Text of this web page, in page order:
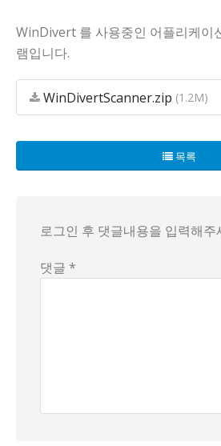
다
WinDivert 를 사용중인 어플리케이
램입니다.
WinDivertScanner.zip (1.2M)
목록
로그인 후 댓글내용을 입력해주
댓글 *